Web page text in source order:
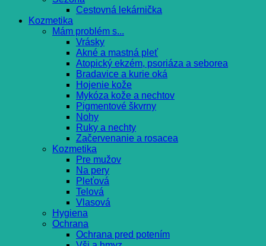
Cestovná lekárnička
Kozmetika
Mám problém s...
Vrásky
Akné a mastná pleť
Atopický ekzém, psoriáza a seborea
Bradavice a kurie oká
Hojenie kože
Mykóza kože a nechtov
Pigmentové škvrny
Nohy
Ruky a nechty
Začervenanie a rosacea
Kozmetika
Pre mužov
Na pery
Pleťová
Telová
Vlasová
Hygiena
Ochrana
Ochrana pred potením